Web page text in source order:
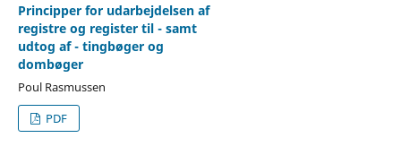
Principper for udarbejdelsen af
registre og register til - samt
udtog af - tingbøger og
dombøger
Poul Rasmussen
PDF